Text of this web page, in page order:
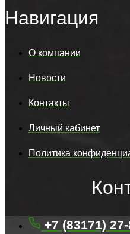
Навигация
О компании
Новости
Контакты
Личный кабинет
Политика
+7 (83171)